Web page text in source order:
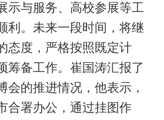
示与服务、高校参展等工
利。未来一段时间，将继
态度，严格按照既定计
筹备工作。崔国涛汇报了
会的推进情况，他表示，
合署办公，通过挂图作